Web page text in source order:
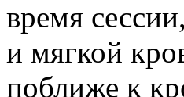
время
и мягкой
поближе к